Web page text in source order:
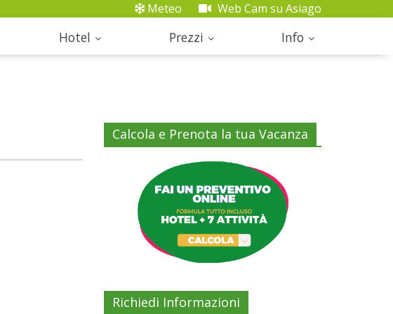
Meteo Web Cam su Asiago
Hotel Prezzi Info
Calcola e Prenota la tua Vacanza
Richiedi Informazioni